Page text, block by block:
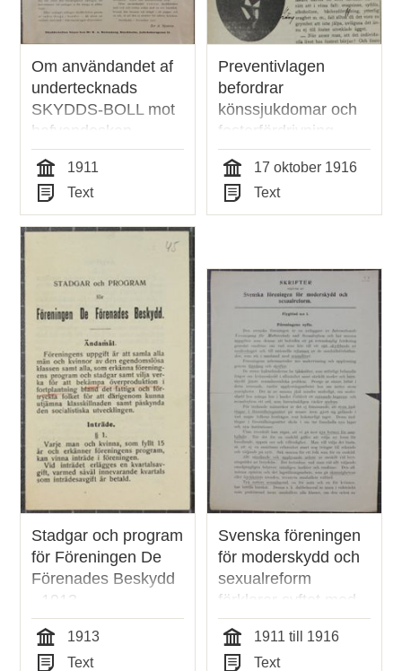
Om användandet af
undertecknads
SKYDDS-BOLL mot
hafvandeskap
Tid
1911
Typ
Text
Preventivlagen
befordrar
könssjukdomar och
fosterfördrivning -
intervju med Dr
Anton Nyström 1916
Tid
17 oktober 1916
Typ
Text
Stadgar och program
för Föreningen De
Förenades Beskydd
- 1913
Tid
1913
Text
Svenska föreningen
för moderskydd och
sexualreform
förklarar syftet med
sin verksamhet -
flygblad n:o 1
Tid
1911 till 1916
Text